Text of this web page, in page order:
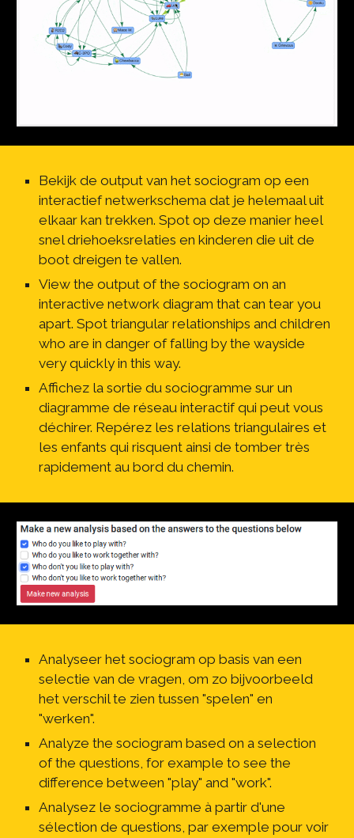
Bekijk de output van het sociogram op een
interactief netwerkschema dat je helemaal uit
elkaar kan trekken. Spot op deze manier heel
snel driehoeksrelaties en kinderen die uit de
boot dreigen te vallen.
View the output of the sociogram on an
interactive network diagram that can tear you
apart. Spot triangular relationships and children
who are in danger of falling by the wayside
very quickly in this way.
Affichez la sortie du sociogramme sur un
diagramme de réseau interactif qui peut vous
déchirer. Repérez les relations triangulaires et
les enfants qui risquent ainsi de tomber très
rapidement au bord du chemin.
Analyseer het sociogram op basis van een
selectie van de vragen, om zo bijvoorbeeld
het verschil te zien tussen "spelen" en
"werken".
Analyze the sociogram based on a selection
of the questions, for example to see the
difference between "play" and "work".
Analysez le sociogramme à partir d'une
sélection de questions, par exemple pour voir